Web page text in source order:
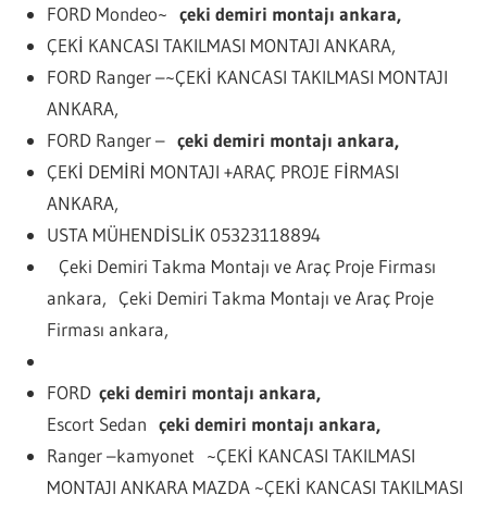
FORD Mondeo~ çeki demiri montajı ankara,
ÇEKİ KANCASI TAKILMASI MONTAJI ANKARA,
FORD Ranger –~ÇEKİ KANCASI TAKILMASI MONTAJI
ANKARA,
FORD Ranger –çeki demiri montajı ankara,
ÇEKİ DEMİRİ MONTAJI +ARAÇ PROJE FİRMASI
ANKARA,
USTA MÜHENDİSLİK 05323118894
Çeki Demiri Takma Montajı ve Araç Proje Firması
ankara, Çeki Demiri Takma Montajı ve Araç Proje
Firması ankara,
FORDçeki demiri montajı ankara,
Escort Sedan çeki demiri montajı ankara,
Ranger –kamyonet ~ÇEKİ KANCASI TAKILMASI
MONTAJI ANKARA MAZDA ~ÇEKİ KANCASI TAKILMASI